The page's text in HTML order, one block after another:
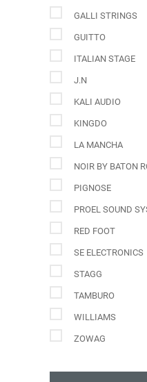
GALLI STRINGS
GUITTO
ITALIAN STAGE
J.N
KALI AUDIO
KINGDO
LA MANCHA
NOIR BY BATON
PIGNOSE
PROEL SOUND
RED FOOT
SE ELECTRONICS
STAGG
TAMBURO
WILLIAMS
ZOWAG